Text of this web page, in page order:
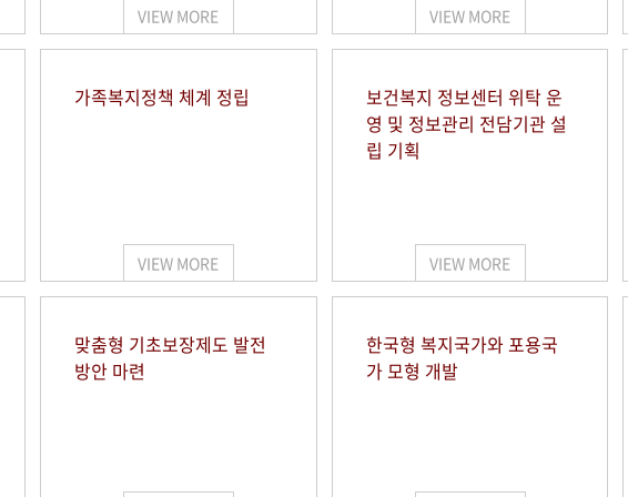
VIEW MORE VIEW MORE
가족복지정책 체계 정립
VIEW MORE
보건복지 정보센터 위탁 운
영 및 정보관리 전담기관 설
립 기획
VIEW MORE
맞춤형 기초보장제도 발전
방안 마련
한국형 복지국가와 포용국
가 모형 개발